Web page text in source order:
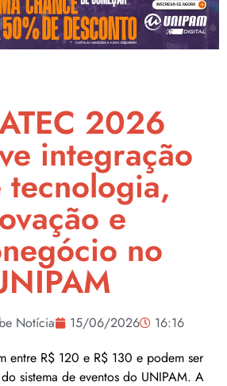
2026
integração
tecnologia,
e
no
Notícia 15/06/2026
16:16
entre R$ 120 e R$ 130 e podem ser
sistema de eventos do UNIPAM. A